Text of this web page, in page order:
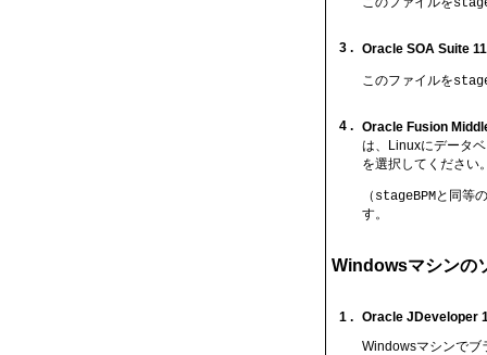
3 . Oracle SOA Suite
このファイルを
4 . Oracle Fusion
は、Linuxにデータ
を選択してください
（ stageBPMと同等
す。
Windowsマシンの
1 . Oracle JDeveloper
Windowsマシンでブ